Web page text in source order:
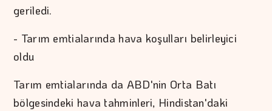
geriledi.
- Tarım emtialarında hava koşulları belirleyici
oldu
Tarım emtialarında da ABD'nin Orta Batı
bölgesindeki hava tahminleri, Hindistan'daki